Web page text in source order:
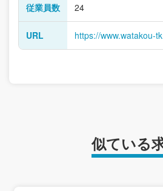
従業員数 24
URL https://www.watakou-
似ている